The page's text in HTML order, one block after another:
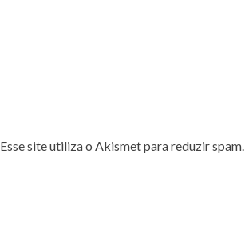
Esse site utiliza o Akismet para reduzir spam.